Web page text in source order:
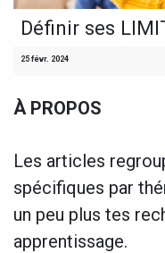
Définir ses
25 févr. 2024
À PROPOS
Les articles
spécifiques par
un peu plus tes
apprentissage.